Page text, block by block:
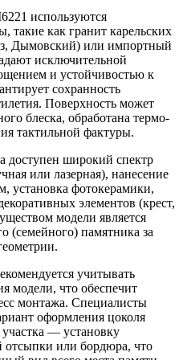
используются
такие как гранит карельских
Дымовский) или импортный
исключительной
и устойчивостью к
сохранность
Поверхность может
блеска, обработана термо-
тактильной фактуры.
доступен широкий спектр
или лазерная), нанесение
фотокерамики,
элементов (крест,
модели является
(семейного) памятника за
учитывать
модели, что обеспечит
монтажа. Специалисты
оформления цоколя
участка — установку
отсыпки или бордюра, что